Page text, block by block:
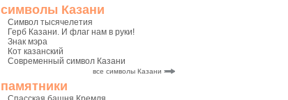
символы Казани
Символ тысячелетия
Герб Казани. И флаг нам в руки!
Знак мэра
Кот казанский
Современный символ Казани
все символы Казани
памятники